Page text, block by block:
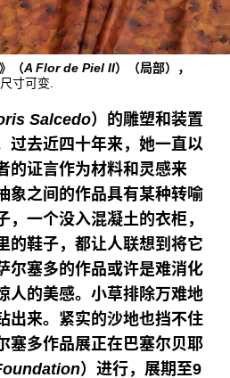
（A Flor de Piel II）（局部），
寸可变.
Salcedo）的雕塑和装置
过去近四十年来，她一直以
的证言作为材料和灵感来
象之间的作品具有某种转喻
，一个没入混凝土的衣柜，
的鞋子，都让人联想到将它
尔塞多的作品或许是难消化
人的美感。小草排除万难地
出来。紧实的沙地也挡不住
塞多作品展正在巴塞尔贝耶
）进行，展期至9